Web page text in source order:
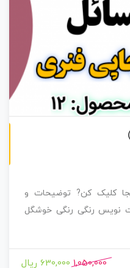
کلیک کن? توضیحات و
نویس رنگی رنگی خوشگل
1,050,000 630,000 ریال